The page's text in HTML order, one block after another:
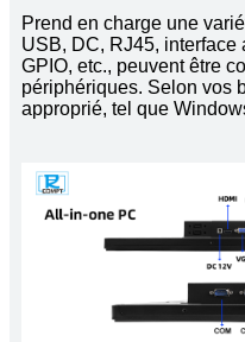
Prend en charge une
USB, DC, RJ45,
GPIO, etc., peuvent être
périphériques. Selon vos
approprié, tel que